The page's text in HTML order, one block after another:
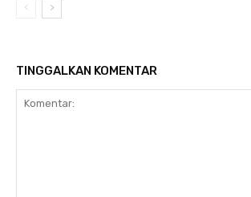
TINGGALKAN KOMENTAR